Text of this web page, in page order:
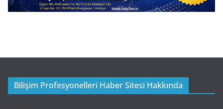
Bilişim Profesyonelleri Haber Sitesi Hakkında